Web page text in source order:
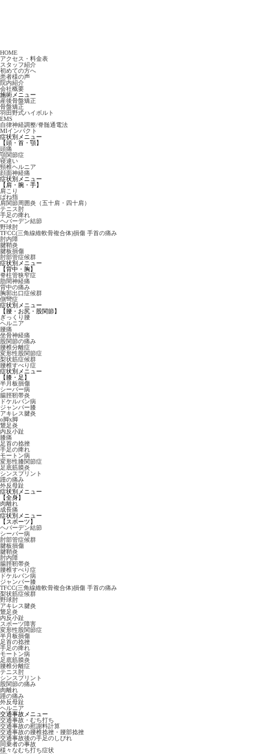
HOME
アクセス・料金表
スタッフ紹介
初めての方へ
患者様の声
院内紹介
会社概要
施術メニュー
産後骨盤矯正
骨盤矯正
羽田野式ハイボルト
EMS
自律神経調整/脊髄通電法
MIインパクト
症状別メニュー
【頭・首・顎】
頭痛
顎関節症
寝違い
頸椎ヘルニア
顔面神経痛
症状別メニュー
【肩・腕・手】
肩こり
ばね指
肩関節周囲炎（五十肩・四十肩）
テニス肘
手足の痺れ
ヘバーデン結節
野球肘
TFCC(三角線維軟骨複合体)損傷 手首の痛み
肘内障
腱鞘炎
腱板損傷
肘部管症候群
症状別メニュー
【背中・胸】
脊柱管狭窄症
肋間神経痛
背中の痛み
胸郭出口症候群
側彎症
症状別メニュー
【腰・お尻・股関節】
ぎっくり腰
ヘルニア
腰痛
坐骨神経痛
股関節の痛み
腰椎分離症
変形性股関節症
梨状筋症候群
腰椎すべり症
症状別メニュー
【膝・足】
半月板損傷
シーバー病
腸脛靭帯炎
ドケルバン病
ジャンパー膝
アキレス腱炎
o脚x脚
鵞足炎
内反小趾
膝痛
足首の捻挫
手足の痺れ
モートン病
変形性膝関節症
足底筋膜炎
シンスプリント
踵の痛み
外反母趾
症状別メニュー
【全身】
肉離れ
成長痛
症状別メニュー
【スポーツ】
ヘバーデン結節
シーバー病
肘部管症候群
腱板損傷
腱鞘炎
肘内障
腸脛靭帯炎
腰椎すべり症
ドケルバン病
ジャンパー膝
TFCC(三角線維軟骨複合体)損傷 手首の痛み
梨状筋症候群
野球肘
アキレス腱炎
鵞足炎
内反小趾
スポーツ障害
変形性股関節症
半月板損傷
足首の捻挫
手足の痺れ
モートン病
足底筋膜炎
腰椎分離症
テニス肘
シンスプリント
股関節の痛み
肉離れ
踵の痛み
外反母趾
ヘルニア
交通事故メニュー
交通事故・むち打ち
交通事故の慰謝料計算
交通事故の腰椎捻挫・腰部捻挫
交通事故後の手足のしびれ
同乗者の事故
様々なむち打ち症状